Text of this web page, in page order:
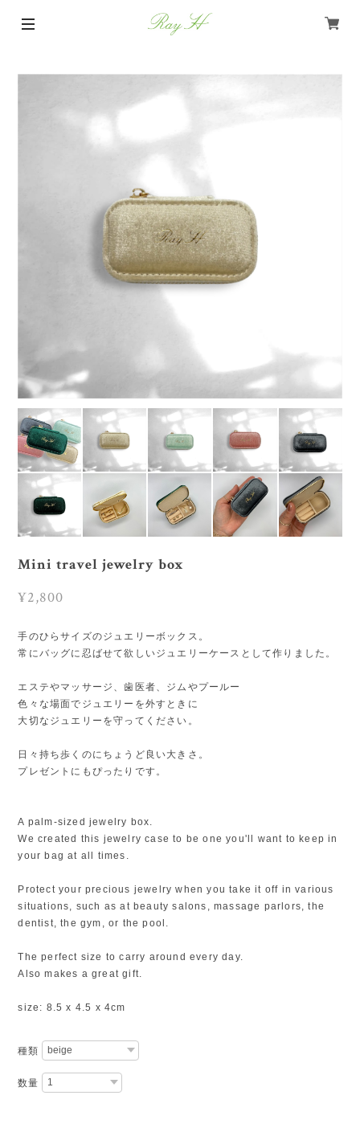
Mini travel jewelry box
¥2,800
手のひらサイズのジュエリーボックス。
常にバッグに忍ばせて欲しいジュエリーケースとして作りました。
エステやマッサージ、歯医者、ジムやプールー
色々な場面でジュエリーを外すときに
大切なジュエリーを守ってください。
日々持ち歩くのにちょうど良い大きさ。
プレゼントにもぴったりです。
A palm-sized jewelry box.
We created this jewelry case to be one you'll want to keep in
your bag at all times.
Protect your precious jewelry when you take it off in various
situations, such as at beauty salons, massage parlors, the
dentist, the gym, or the pool.
The perfect size to carry around every day.
Also makes a great gift.
size: 8.5 x 4.5 x 4cm
種類
数量